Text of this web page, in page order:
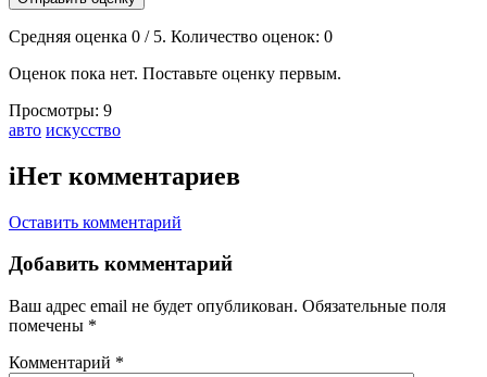
Средняя оценка 0 / 5. Количество оценок: 0
Оценок пока нет. Поставьте оценку первым.
Просмотры: 9
Тэги:
авто искусство
iНет комментариев
Оставить комментарий
Добавить комментарий
Ваш адрес email не будет опубликован. Обязательные поля
помечены *
Комментарий *